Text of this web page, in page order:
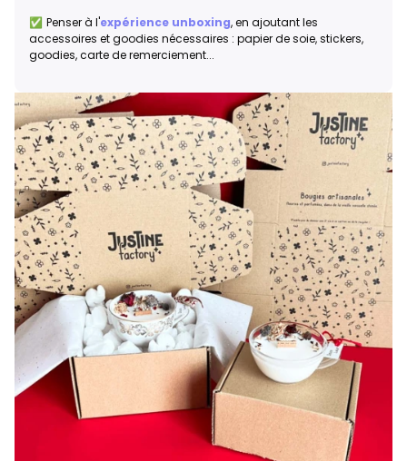
✅ Penser à l'expérience unboxing, en ajoutant les
accessoires et goodies nécessaires : papier de soie, stickers,
goodies, carte de remerciement...